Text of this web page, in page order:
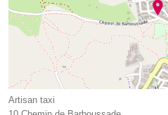
Artisan taxi